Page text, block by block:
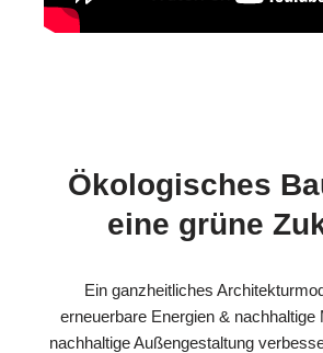
Ökologisches
eine grüne
Ein ganzheitliches
erneuerbare Energien & nachhaltige
nachhaltige Außengestaltung